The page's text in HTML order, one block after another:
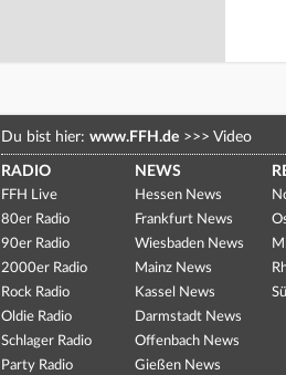
Du bist hier: www.FFH.de >>> Video
RADIO
FFH Live
80er Radio
90er Radio
2000er Radio
Rock Radio
Oldie Radio
Schlager Radio
Party Radio
NEWS
Hessen News
Frankfurt News
Wiesbaden News
Mainz News
Kassel News
Darmstadt News
Offenbach News
Gießen News